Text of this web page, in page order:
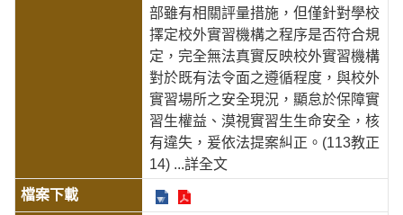
部雖有相關評量措施，但僅針對學校
擇定校外實習機構之程序是否符合規
定，完全無法真實反映校外實習機構
對於既有法令面之遵循程度，與校外
實習場所之安全現況，顯怠於保障實
習生權益、漠視實習生生命安全，核
有違失，爰依法提案糾正。(113教正
14) ...詳全文